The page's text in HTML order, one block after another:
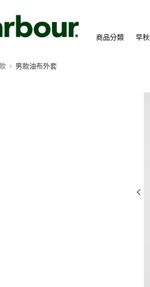
商品分類 早
男款油布外套